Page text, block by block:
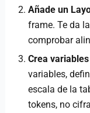
Añade un
frame. Te da
comprobar
Crea
variables,
escala de la
tokens, no